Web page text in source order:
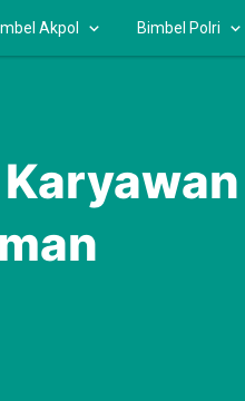
Akpol Bimbel Polri